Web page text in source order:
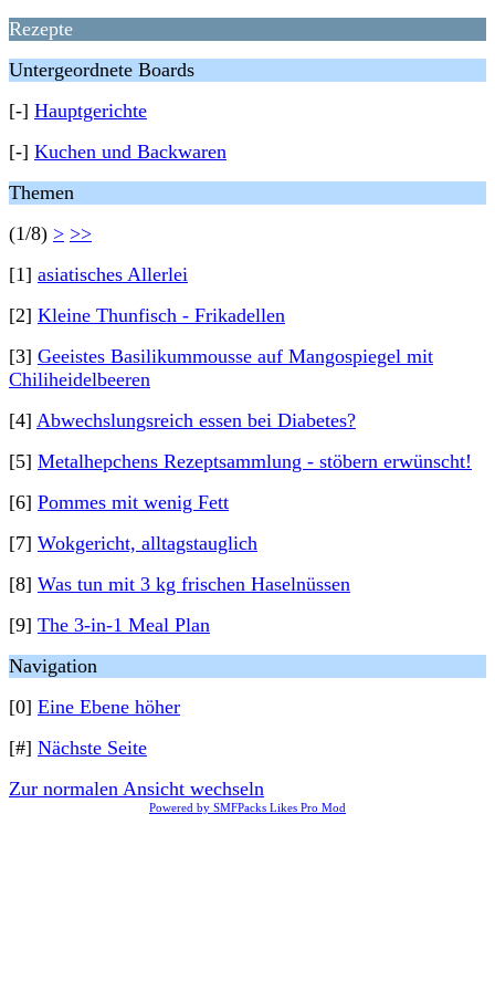
Rezepte
Untergeordnete Boards
[-] Hauptgerichte
[-] Kuchen und Backwaren
Themen
(1/8) > >>
[1] asiatisches Allerlei
[2] Kleine Thunfisch - Frikadellen
[3] Geeistes Basilikummousse auf Mangospiegel mit
Chiliheidelbeeren
[4] Abwechslungsreich essen bei Diabetes?
[5] Metalhepchens Rezeptsammlung - stöbern erwünscht!
[6] Pommes mit wenig Fett
[7] Wokgericht, alltagstauglich
[8] Was tun mit 3 kg frischen Haselnüssen
[9] The 3-in-1 Meal Plan
Navigation
[0] Eine Ebene höher
[#] Nächste Seite
Zur normalen Ansicht wechseln
Powered by SMFPacks Likes Pro Mod